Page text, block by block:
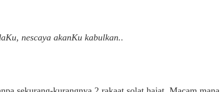
nescaya akanKu kabulkan..